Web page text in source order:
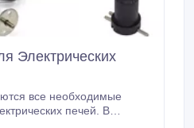
Электрических
все необходимые
печей. В